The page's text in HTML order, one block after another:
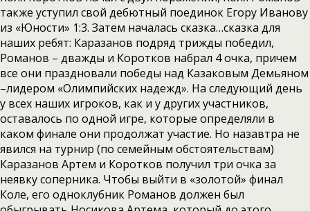
также уступил свой дебютный поединок Егору Иванову
из «Юности» 1:3. Затем началась сказка…сказка для
наших ребят: Каразанов подряд трижды победил,
Романов – дважды и Коротков набрал 4 очка, причем
все они праздновали победы над Казаковым Демьяном
–лидером «Олимпийских надежд». На следующий день
у всех наших игроков, как и у других участников,
оставалось по одной игре, которые определяли в
каком финале они продолжат участие. Но назавтра не
явился на турнир (по семейным обстоятельствам)
Каразанов Артем и Коротков получил три очка за
неявку соперника. Чтобы выйти в «золотой» финал
Коле, его одноклубник Романов должен был